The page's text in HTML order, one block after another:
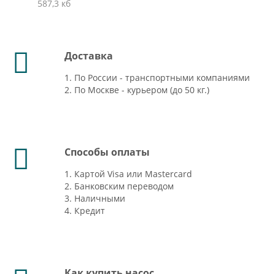
587,3 кб
Доставка
1. По России - транспортными компаниями
2. По Москве - курьером (до 50 кг.)
Способы оплаты
1. Картой Visa или Mastercard
2. Банковским переводом
3. Наличными
4. Кредит